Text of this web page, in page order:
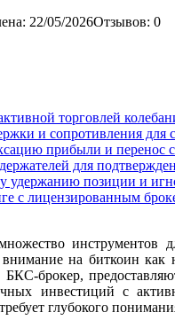
22/05/2026Отзывов: 0
торговлей
и сопротивления для
прибыли и перенос
для
удержанию позиции и
с лицензированным
на биткоин
брокер,
инвестиций с
глубокого